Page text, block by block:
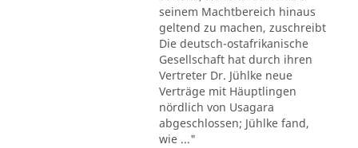
seinem Machtbereich hinaus
geltend zu machen, zuschreibt
Die deutsch-ostafrikanische
Gesellschaft hat durch ihren
Vertreter Dr. Jühlke neue
Verträge mit Häuptlingen
nördlich von Usagara
abgeschlossen; Jühlke fand,
wie ..."